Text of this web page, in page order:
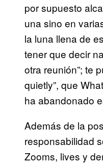
por supuesto
una sino en
la luna llena de
tener que decir
otra reunión”; te
quietly”, que
ha abandonado
Además de la
responsabilidad
Zooms, lives y